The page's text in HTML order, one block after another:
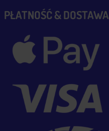
PŁATNOŚĆ & DOSTAWA